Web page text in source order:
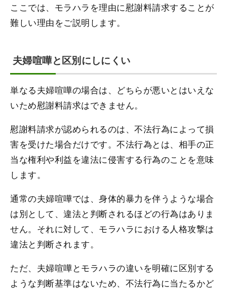
ここでは、モラハラを理由に慰謝料請求することが
難しい理由をご説明します。
夫婦喧嘩と区別にしにくい
単なる夫婦喧嘩の場合は、どちらが悪いとはいえな
いため慰謝料請求はできません。
慰謝料請求が認められるのは、不法行為によって損
害を受けた場合だけです。不法行為とは、相手の正
当な権利や利益を違法に侵害する行為のことを意味
します。
通常の夫婦喧嘩では、身体的暴力を伴うような場合
は別として、違法と判断されるほどの行為はありま
せん。それに対して、モラハラにおける人格攻撃は
違法と判断されます。
ただ、夫婦喧嘩とモラハラの違いを明確に区別する
ような判断基準はないため、不法行為に当たるかど